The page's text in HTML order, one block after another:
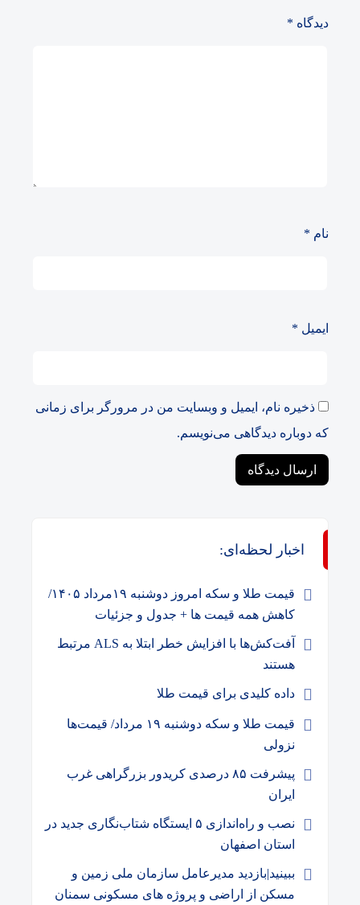
دیدگاه *
نام *
ایمیل *
ذخیره نام، ایمیل و وبسایت من در مرورگر برای زمانی
که دوباره دیدگاهی می‌نویسم.
اخبار لحظه‌ای:
قیمت طلا و سکه امروز دوشنبه ۱۹مرداد ۱۴۰۵/
کاهش همه قیمت ها + جدول و جزئیات
آفت‌کش‌ها با افزایش خطر ابتلا به ALS مرتبط
هستند
داده کلیدی برای قیمت طلا
قیمت طلا و سکه دوشنبه ۱۹ مرداد/ قیمت‌ها
نزولی
پیشرفت ۸۵ درصدی کریدور بزرگراهی غرب
ایران
نصب و راه‌اندازی ۵ ایستگاه شتاب‌نگاری جدید در
استان اصفهان
ببینید|بازدید مدیرعامل سازمان ملی زمین و
مسکن از اراضی و پروژه های مسکونی سمنان